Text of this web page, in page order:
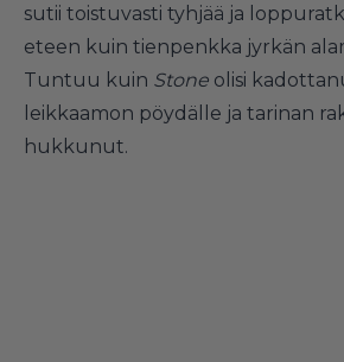
sutii toistuvasti tyhjää ja
eteen kuin tienpenkka jyrkän
Tuntuu kuin Stone olisi
leikkaamon pöydälle ja tarinan
hukkunut.